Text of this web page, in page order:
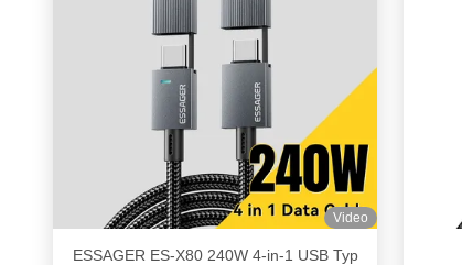
Video
ESSAGER ES-X80 240W 4-in-1 USB Typ